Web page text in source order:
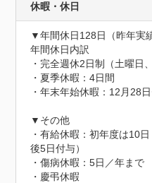
休暇・休日
▼年間休日128日（昨年実
年間休日内訳
・完全週休2日制（土曜日
・夏季休暇：4日間
・年末年始休暇：12月28
▼その他
・有給休暇：初年度は10
後5日付与）
・傷病休暇：5日／年まで
・慶弔休暇